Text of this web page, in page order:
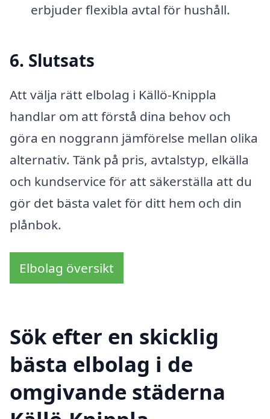
erbjuder flexibla avtal för hushåll.
6. Slutsats
Att välja rätt elbolag i Källö-Knippla
handlar om att förstå dina behov och
göra en noggrann jämförelse mellan olika
alternativ. Tänk på pris, avtalstyp, elkälla
och kundservice för att säkerställa att du
gör det bästa valet för ditt hem och din
plånbok.
Elbolag översikt
Sök efter en skicklig
bästa elbolag i de
omgivande städerna